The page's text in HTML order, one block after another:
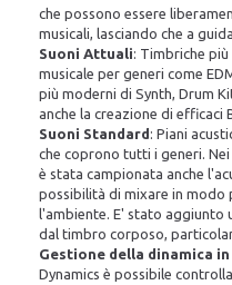
che possono essere
musicali, lasciando che a
Suoni Attuali: Timbriche
musicale per generi come
più moderni di Synth, Drum
anche la creazione di efficaci
Suoni Standard : Piani
che coprono tutti i generi.
è stata campionata anche
possibilità di mixare in modo
l'ambiente. E' stato aggiunto
dal timbro corposo,
Gestione della dinamica
Dynamics è possibile